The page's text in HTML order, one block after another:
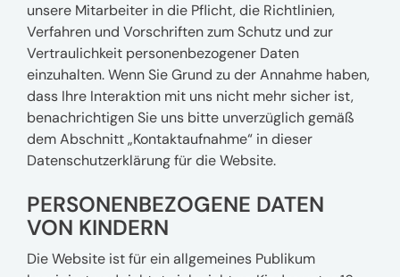
unsere Mitarbeiter in die Pflicht, die Richtlinien,
Verfahren und Vorschriften zum Schutz und zur
Vertraulichkeit personenbezogener Daten
einzuhalten. Wenn Sie Grund zu der Annahme haben,
dass Ihre Interaktion mit uns nicht mehr sicher ist,
benachrichtigen Sie uns bitte unverzüglich gemäß
dem Abschnitt „Kontaktaufnahme“ in dieser
Datenschutzerklärung für die Website.
PERSONENBEZOGENE DATEN
VON KINDERN
Die Website ist für ein allgemeines Publikum